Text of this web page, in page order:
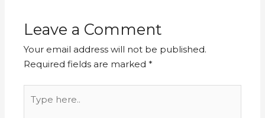
Leave a Comment
Your email address will not be published.
Required fields are marked*